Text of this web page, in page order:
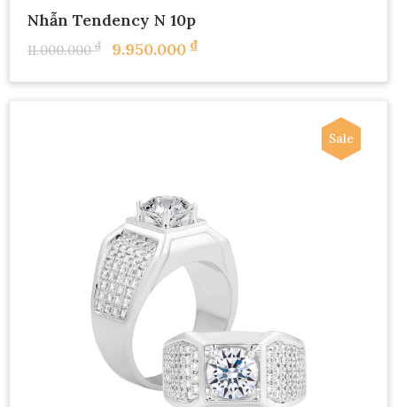
Nhẫn Tendency N 10p
11.000.000₫ 9.950.000 ₫
Sale